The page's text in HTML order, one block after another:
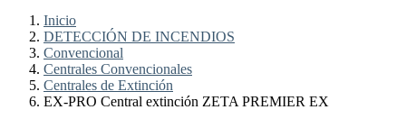
Inicio
DETECCIÓN DE INCENDIOS
Convencional
Centrales Convencionales
Centrales de Extinción
EX-PRO Central extinción ZETA PREMIER EX